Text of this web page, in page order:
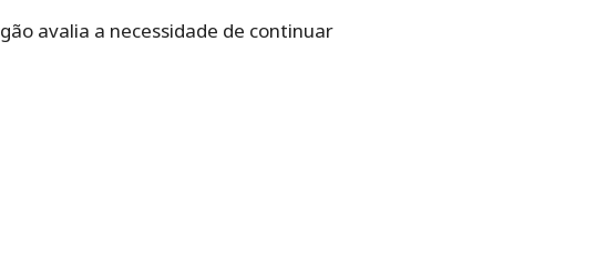
avalia a necessidade de continuar